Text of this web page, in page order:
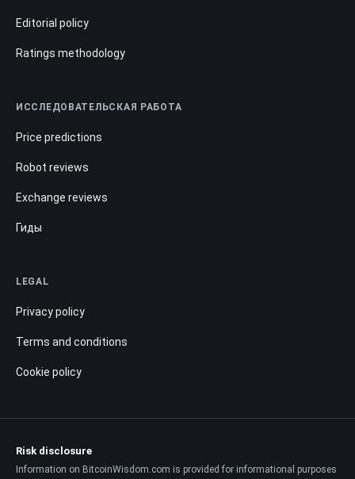
Editorial policy
Ratings methodology
ИССЛЕДОВАТЕЛЬСКАЯ РАБОТА
Price predictions
Robot reviews
Exchange reviews
Гиды
LEGAL
Privacy policy
Terms and conditions
Cookie policy
Risk disclosure
Information on BitcoinWisdom.com is provided for informational purposes